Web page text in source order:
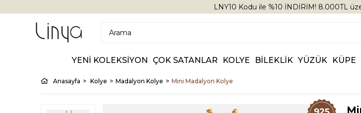
LNY10 Kodu ile %10 İNDİRİM! 8.000TL
YENİ KOLEKSİYON ÇOK SATANLAR KOLYE BİLEKLİK YÜZÜK KÜPE
Anasayfa Kolye Madalyon Kolye Mini Madalyon Kolye